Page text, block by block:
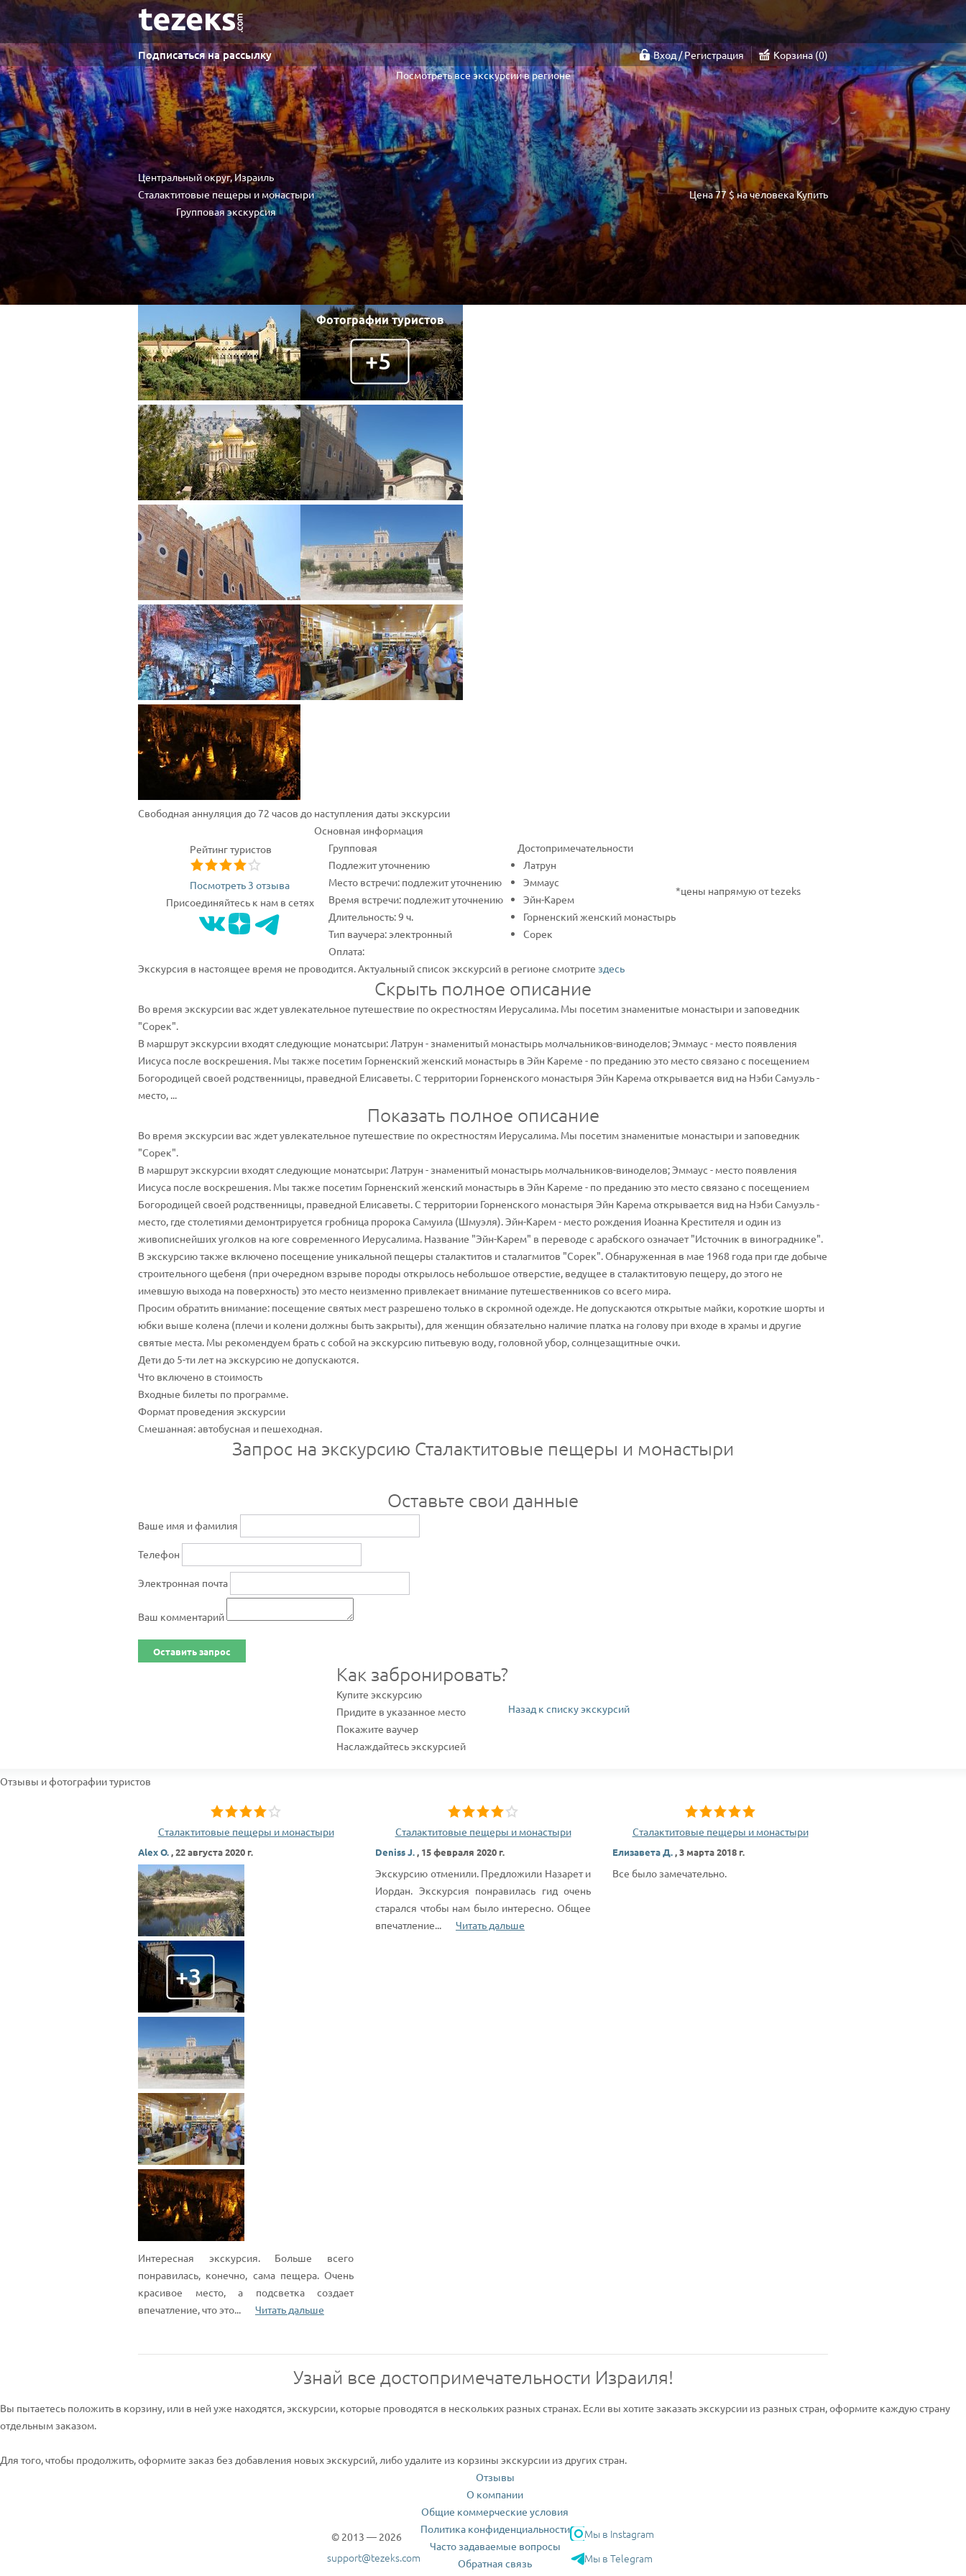
Подписаться на рассылку Вход / Регистрация Корзина 0
Посмотреть все экскурсии в регионе
Центральный округ, Израиль
Сталактитовые пещеры и монастыри
Групповая экскурсия
Цена77 $на человекаКупить
Свободная аннуляция до 72 часов до наступления даты экскурсии
Рейтинг туристов
Посмотреть 3 отзыва
Присоединяйтесь к нам в сетях
Основная информация
Групповая
Подлежит уточнению
Место встречи: подлежит уточнению
Время встречи: подлежит уточнению
Длительность: 9 ч.
Тип ваучера: электронный
Оплата:
Достопримечательности
Латрун
Эммаус
Эйн-Карем
Горненский женский монастырь
Сорек
*цены напрямую от tezeks
Экскурсия в настоящее время не проводится. Актуальный список экскурсий в регионе смотрите здесь
Скрыть полное описание
Во время экскурсии вас ждет увлекательное путешествие по окрестностям Иерусалима. Мы посетим знаменитые монастыри и заповедник
"Сорек".
В маршрут экскурсии входят следующие монатсыри: Латрун - знаменитый монастырь молчальников-виноделов; Эммаус - место появления
Иисуса после воскрешения. Мы также посетим Горненский женский монастырь в Эйн Кареме - по преданию это место связано с посещением
Богородицей своей родственницы, праведной Елисаветы. С территории Горненского монастыря Эйн Карема открывается вид на Нэби Самуэль -
место, ...
Показать полное описание
Во время экскурсии вас ждет увлекательное путешествие по окрестностям Иерусалима. Мы посетим знаменитые монастыри и заповедник
"Сорек".
В маршрут экскурсии входят следующие монатсыри: Латрун - знаменитый монастырь молчальников-виноделов; Эммаус - место появления
Иисуса после воскрешения. Мы также посетим Горненский женский монастырь в Эйн Кареме - по преданию это место связано с посещением
Богородицей своей родственницы, праведной Елисаветы. С территории Горненского монастыря Эйн Карема открывается вид на Нэби Самуэль -
место, где столетиями демонтрируется гробница пророка Самуила (Шмуэля). Эйн-Карем - место рождения Иоанна Крестителя и один из
живописнейших уголков на юге современного Иерусалима. Название "Эйн-Карем" в переводе с арабского означает "Источник в винограднике".
В экскурсию также включено посещение уникальной пещеры сталактитов и сталагмитов "Сорек". Обнаруженная в мае 1968 года при где добыче
строительного щебеня (при очередном взрыве породы открылось небольшое отверстие, ведущее в сталактитовую пещеру, до этого не
имевшую выхода на поверхность) это место неизменно привлекает внимание путешественников со всего мира.
Просим обратить внимание: посещение святых мест разрешено только в скромной одежде. Не допускаются открытые майки, короткие шорты и
юбки выше колена (плечи и колени должны быть закрыты), для женщин обязательно наличие платка на голову при входе в храмы и другие
святые места. Мы рекомендуем брать с собой на экскурсию питьевую воду, головной убор, солнцезащитные очки.
Дети до 5-ти лет на экскурсию не допускаются.
Что включено в стоимость
Входные билеты по программе.
Формат проведения экскурсии
Смешанная: автобусная и пешеходная.
Запрос на экскурсию Сталактитовые пещеры и монастыри
Оставьте свои данные
Ваше имя и фамилия
Телефон
Электронная почта
Ваш комментарий
Оставить запрос
Как забронировать?
Купите экскурсию
Придите в указанное место
Покажите ваучер
Наслаждайтесь экскурсией
Назад к списку экскурсий
Отзывы и фотографии туристов
Сталактитовые пещеры и монастыри
Alex O.,22 августа 2020 г.
Интересная экскурсия. Больше всего
понравилась, конечно, сама пещера. Очень
красивое место, а подсветка создает
впечатление, что это... Читать дальше
Сталактитовые пещеры и монастыри
Deniss J., 15 февраля 2020 г.
Экскурсию отменили. Предложили Назарет и
Иордан. Экскурсия понравилась гид очень
старался чтобы нам было интересно. Общее
впечатление... Читать дальше
Сталактитовые пещеры и монастыри
Елизавета Д.,3 марта 2018 г.
Все было замечательно.
Узнай все достопримечательности Израиля!
Вы пытаетесь положить в корзину, или в ней уже находятся, экскурсии, которые проводятся в нескольких разных странах. Если вы хотите заказать экскурсии из разных стран, оформите каждую страну
отдельным заказом.
Для того, чтобы продолжить, оформите заказ без добавления новых экскурсий, либо удалите из корзины экскурсии из других стран.
© 2013 — 2026
support@tezeks.com
Отзывы
О компании
Общие коммерческие условия
Политика конфиденциальности
Часто задаваемые вопросы
Обратная связь
Мы в Instagram
Мы в Telegram